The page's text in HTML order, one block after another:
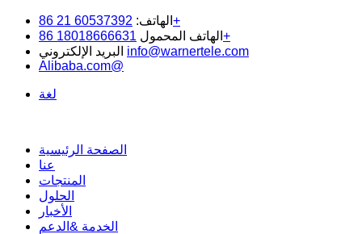
الهاتف: 60537392 21 86+
الهاتف المحمول 18018666631 86+
info@warnertele.com
Alibaba.com@
لغة
الصفحة الرئيسية
عنا
المنتجات
الحلول
الأخبار
الخدمة &الدعم